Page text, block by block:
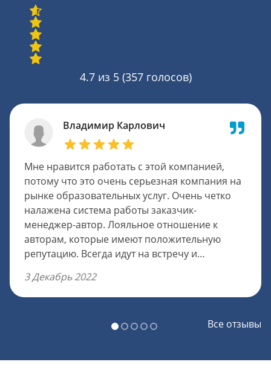
4.7из 5 (357 голосов)
Владимир Карлович
Мне нравится работать с этой компанией,
потому что это очень серьезная компания на
рынке образовательных услуг. Очень четко
налажена система работы заказчик-
менеджер-автор. Лояльное отношение к
авторам, которые имеют положительную
репутацию. Всегда идут на встречу и
передается информация клиенту и решают
спорные вопросы. Чтобы попасть в штат,
пять работ, которые тоже оплачивают в
3 Декабрь 2022
Все отзывы